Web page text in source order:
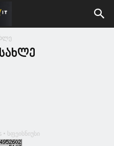
სფეისნიუსი